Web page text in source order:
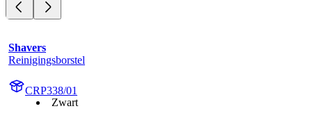
Shavers
Reinigingsborstel
CRP338/01
Zwart